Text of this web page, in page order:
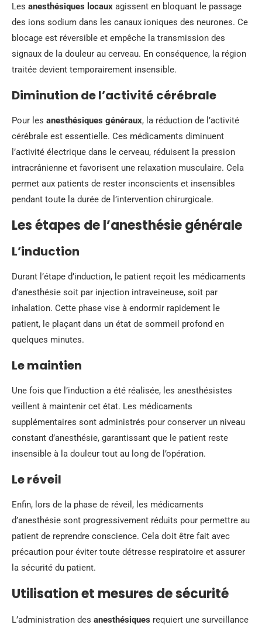
Les anesthésiques locaux agissent en bloquant le passage
des ions sodium dans les canaux ioniques des neurones. Ce
blocage est réversible et empêche la transmission des
signaux de la douleur au cerveau. En conséquence, la région
traitée devient temporairement insensible.
Diminution de l’activité cérébrale
Pour les anesthésiques généraux, la réduction de l’activité
cérébrale est essentielle. Ces médicaments diminuent
l’activité électrique dans le cerveau, réduisent la pression
intracrânienne et favorisent une relaxation musculaire. Cela
permet aux patients de rester inconscients et insensibles
pendant toute la durée de l’intervention chirurgicale.
Les étapes de l’anesthésie générale
L’induction
Durant l’étape d’induction, le patient reçoit les médicaments
d’anesthésie soit par injection intraveineuse, soit par
inhalation. Cette phase vise à endormir rapidement le
patient, le plaçant dans un état de sommeil profond en
quelques minutes.
Le maintien
Une fois que l’induction a été réalisée, les anesthésistes
veillent à maintenir cet état. Les médicaments
supplémentaires sont administrés pour conserver un niveau
constant d’anesthésie, garantissant que le patient reste
insensible à la douleur tout au long de l’opération.
Le réveil
Enfin, lors de la phase de réveil, les médicaments
d’anesthésie sont progressivement réduits pour permettre au
patient de reprendre conscience. Cela doit être fait avec
précaution pour éviter toute détresse respiratoire et assurer
la sécurité du patient.
Utilisation et mesures de sécurité
L’administration des anesthésiques requiert une surveillance